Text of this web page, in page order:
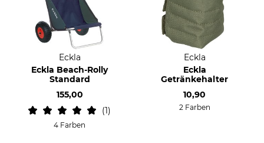
Eckla
Eckla Beach-Rolly
Standard
155,00
1
4 Farben
Eckla
Eckla
Getränkehalter
10,90
2 Farben